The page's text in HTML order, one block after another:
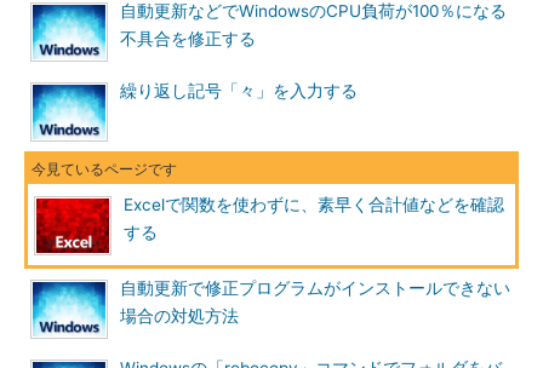
自動更新などでWindowsのCPU負荷が100％になる
不具合を修正する
繰り返し記号「々」を入力する
Excelで関数を使わずに、素早く合計値などを確認
する
自動更新で修正プログラムがインストールできない
場合の対処方法